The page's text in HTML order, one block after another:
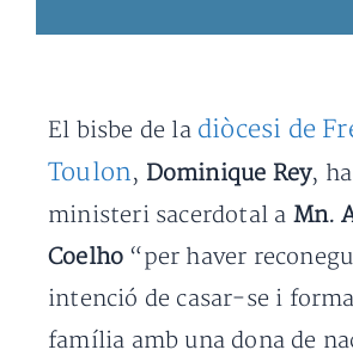
El bisbe de la diòcesi de
Toulon, Dominique Rey,
ministeri sacerdotal a Mn.
Coelho “per haver
intenció de casar-se i
família amb una dona de